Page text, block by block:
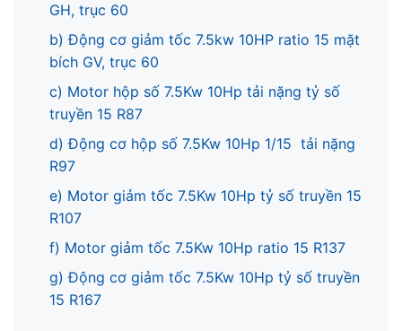
GH, trục 60
b) Động cơ giảm tốc 7.5kw 10HP ratio 15 mặt
bích GV, trục 60
c) Motor hộp số 7.5Kw 10Hp tải nặng tỷ số
truyền 15 R87
d) Động cơ hộp số 7.5Kw 10Hp 1/15 tải nặng
R97
e) Motor giảm tốc 7.5Kw 10Hp tỷ số truyền 15
R107
f) Motor giảm tốc 7.5Kw 10Hp ratio 15 R137
g) Động cơ giảm tốc 7.5Kw 10Hp tỷ số truyền
15 R167